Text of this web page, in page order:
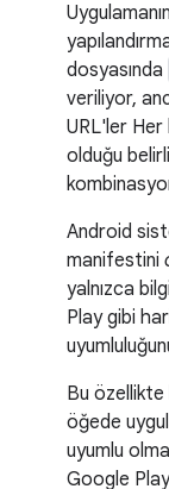
dosyasında
veriliyor,
URL'ler Her
olduğu
Android
manifestini
yalnızca
Play gibi
Bu
öğede
uyumlu
Google